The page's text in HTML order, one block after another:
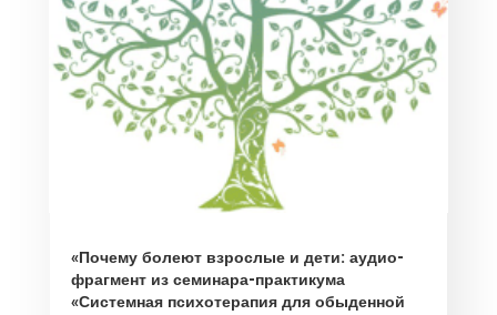
«Почему болеют взрослые и дети: аудио-
фрагмент из семинара-практикума
«Системная психотерапия для обыденной